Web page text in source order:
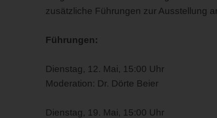
zusätzliche Führungen zur Ausstellung
Führungen:
Dienstag, 12. Mai, 15:00 Uhr
Moderation: Dr. Dörte Beier
Dienstag, 19. Mai, 15:00 Uhr